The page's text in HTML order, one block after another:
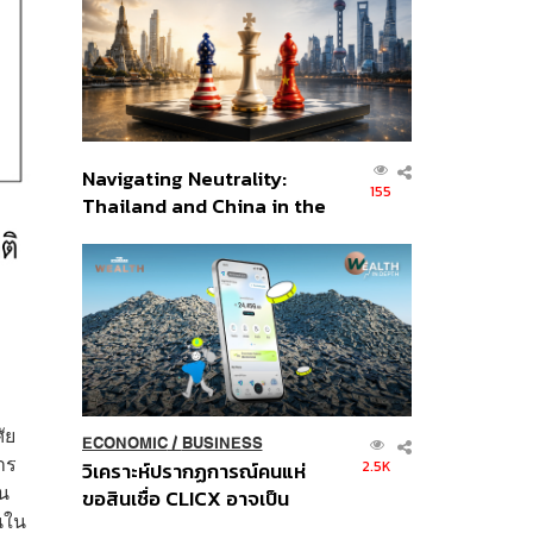
น
อินโดนีเซีย
Navigating Neutrality:
Thailand and China in the
Order
155
ECONOMIC/ BUSINESS
วิเคราะห์ปรากฏการณ์คนแห่
ขอสินเชื่อ CLICX อาจเป็น
2.5K